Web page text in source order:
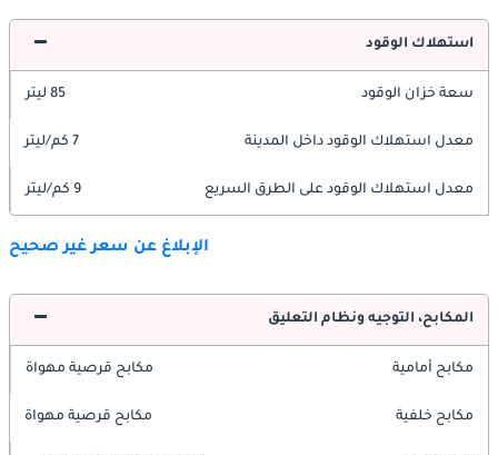
استهلاك الوقود
سعة خزان الوقود 85 ليتر
معدل استهلاك الوقود داخل المدينة 7 كم/ليتر
معدل استهلاك الوقود على الطرق السريع 9 كم/ليتر
الإبلاغ عن سعر غير صحيح
المكابح، التوجيه ونظام التعليق
مكابح أمامية مكابح قرصية مهواة
مكابح خلفية مكابح قرصية مهواة